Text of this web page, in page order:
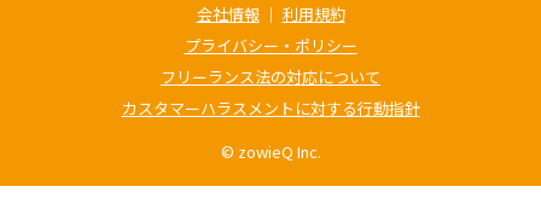
会社情報｜ 利用規約
プライバシー・ポリシー
フリーランス法の対応について
カスタマーハラスメントに対する行動指針
© zowieQ Inc.